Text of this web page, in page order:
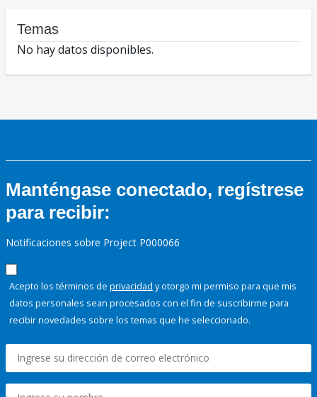
Temas
No hay datos disponibles.
Manténgase conectado, regístrese
para recibir:
Notificaciones sobre Project P000066
Acepto los términos de privacidad y otorgo mi permiso para que mis
datos personales sean procesados con el fin de suscribirme para
recibir novedades sobre los temas que he seleccionado.